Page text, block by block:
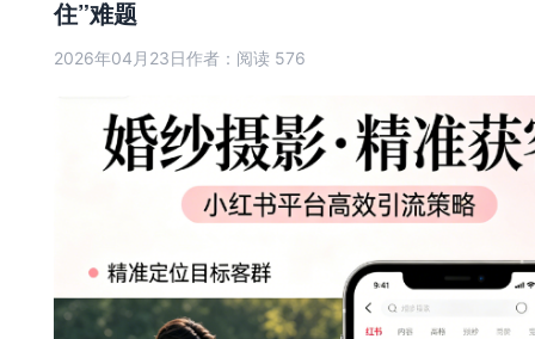
住”难题
2026年04月23日作者： 阅读 576